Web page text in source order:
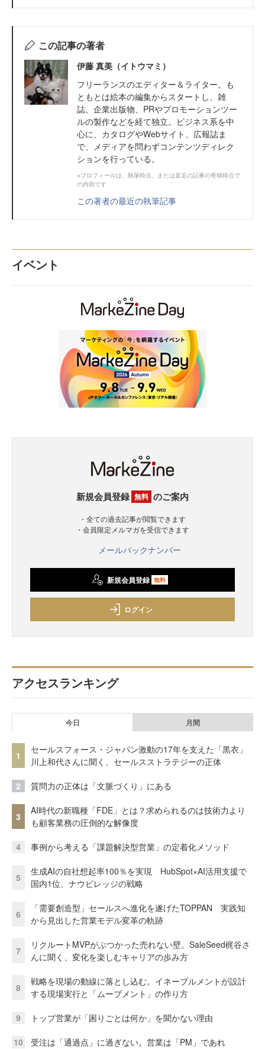
この記事の著者
伊藤 真美（イトウマミ）
フリーランスのエディター＆ライター。も
ともとは絵本の編集からスタートし、雑
誌、企業出版物、PRやプロモーションツー
ルの製作などを経て独立。ビジネス系を中
心に、カタログやWebサイト、広報誌ま
で、メディアを問わずコンテンツディレク
ションを行っている。
※プロフィールは、執筆時点、または直近の記事の寄稿時点で
の内容です
この著者の最近の執筆記事
イベント
新規会員登録 無料 のご案内
・全ての過去記事が閲覧できます
・会員限定メルマガを受信できます
メールバックナンバー
新規会員登録 無料
ログイン
アクセスランキング
今日 月間
1
セールスフォース・ジャパン激動の17年を支えた「黒衣」
川上和代さんに聞く、セールスストラテジーの正体
2 質問力の正体は「文脈づくり」にある
3
AI時代の新職種「FDE」とは？求められるのは技術力より
も顧客業務の圧倒的な解像度
4 事例から考える「課題解決型営業」の定着化メソッド
5
生成AIの自社想起率100％を実現 HubSpot×AI活用支援で
国内1位、ナウビレッジの戦略
6
「需要創造型」セールスへ進化を遂げたTOPPAN 実践知
から見出した営業モデル変革の軌跡
7
リクルートMVPがぶつかった売れない壁。SaleSeed梶谷さ
んに聞く、変化を楽しむキャリアの歩み方
8
戦略を現場の動線に落とし込む。イネーブルメントが設計
する現場実行と「ムーブメント」の作り方
9 トップ営業が「困りごとは何か」を聞かない理由
10 受注は「通過点」に過ぎない。営業は「PM」であれ